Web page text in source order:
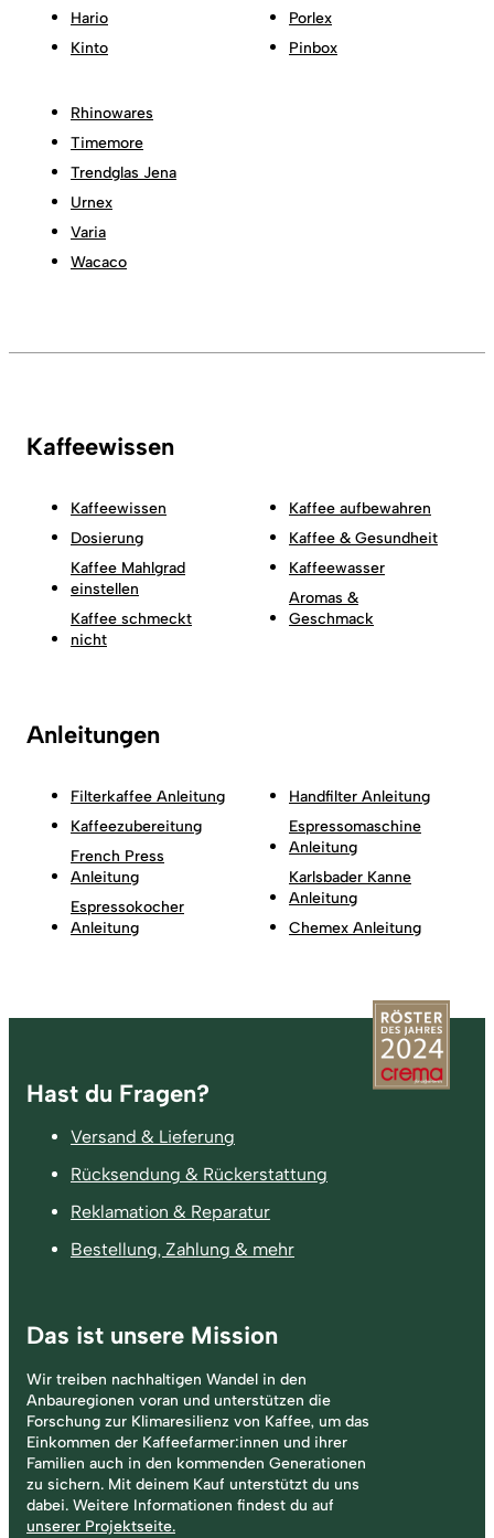
Hario
Kinto
Porlex
Pinbox
Rhinowares
Timemore
Trendglas Jena
Urnex
Varia
Wacaco
Kaffeewissen
Kaffeewissen
Dosierung
Kaffee Mahlgrad
einstellen
Kaffee schmeckt
nicht
Kaffee aufbewahren
Kaffee & Gesundheit
Kaffeewasser
Aromas &
Geschmack
Anleitungen
Filterkaffee Anleitung
Kaffeezubereitung
French Press
Anleitung
Espressokocher
Anleitung
Handfilter Anleitung
Espressomaschine
Anleitung
Karlsbader Kanne
Anleitung
Chemex Anleitung
Fußzeile
Hast du Fragen?
Versand & Lieferung
Rücksendung & Rückerstattung
Reklamation & Reparatur
Bestellung, Zahlung & mehr
Das ist unsere Mission
Wir treiben nachhaltigen Wandel in den
Anbauregionen voran und unterstützen die
Forschung zur Klimaresilienz von Kaffee, um das
Einkommen der Kaffeefarmer:innen und ihrer
Familien auch in den kommenden Generationen
zu sichern. Mit deinem Kauf unterstützt du uns
dabei. Weitere Informationen findest du auf
unserer Projektseite.